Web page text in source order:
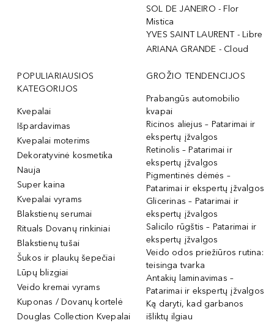
SOL DE JANEIRO - Flor
Mistica
YVES SAINT LAURENT - Libre
ARIANA GRANDE - Cloud
POPULIARIAUSIOS
KATEGORIJOS
Kvepalai
Išpardavimas
Kvepalai moterims
Dekoratyvinė kosmetika
Nauja
Super kaina
Kvepalai vyrams
Blakstienų serumai
Rituals Dovanų rinkiniai
Blakstienų tušai
Šukos ir plaukų šepečiai
Lūpų blizgiai
Veido kremai vyrams
Kuponas / Dovanų kortelė
Douglas Collection Kvepalai
GROŽIO TENDENCIJOS
Prabangūs automobilio
kvapai
Ricinos aliejus – Patarimai ir
ekspertų įžvalgos
Retinolis – Patarimai ir
ekspertų įžvalgos
Pigmentinės dėmės –
Patarimai ir ekspertų įžvalgos
Glicerinas – Patarimai ir
ekspertų įžvalgos
Salicilo rūgštis – Patarimai ir
ekspertų įžvalgos
Veido odos priežiūros rutina:
teisinga tvarka
Antakių laminavimas –
Patarimai ir ekspertų įžvalgos
Ką daryti, kad garbanos
išliktų ilgiau